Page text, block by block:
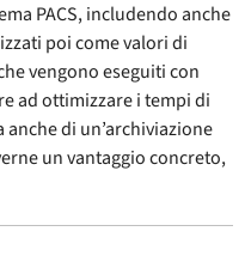
PACS, includendo anche
poi come valori di
vengono eseguiti con
ad ottimizzare i tempi di
di un’archiviazione
un vantaggio concreto,